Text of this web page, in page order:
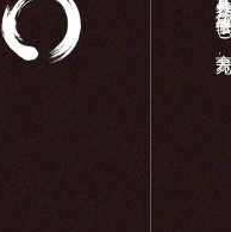
长岛县各界,庙宇